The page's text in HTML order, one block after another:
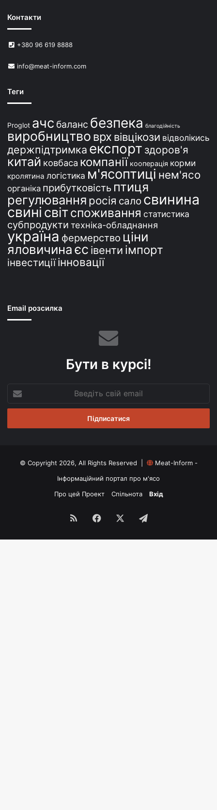
е
й
У
р
ї
Контакти
+380 96 619 8888
info@meat-inform.com
Теги
Proglot ачс баланс безпека благодійність
виробництво врх вівцікози відволікись
держпідтримка експорт здоров'я
китай ковбаса компанії кооперація корми
кролятина логістика м'ясоптиці нем'ясо
органіка прибутковість птиця
регулювання росія сало свинина
свині світспоживання статистика
субпродукти техніка-обладнання
україна фермерство ціни
яловичинаєс івенти імпорт
інвестиції інновації
Email розсилка
Бути в курсі!
свій
email
© Copyright 2026, All Rights Reserved |
Meat-Inform -
Інформаційний портал про м'ясо
Про цей Проект
Спільнота Вхід
RSS Facebook